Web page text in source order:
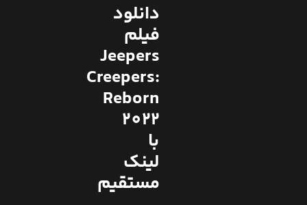
دانلود
فیلم
Jeepers
Creepers:
Reborn
2022
با
لینک
مستقیم